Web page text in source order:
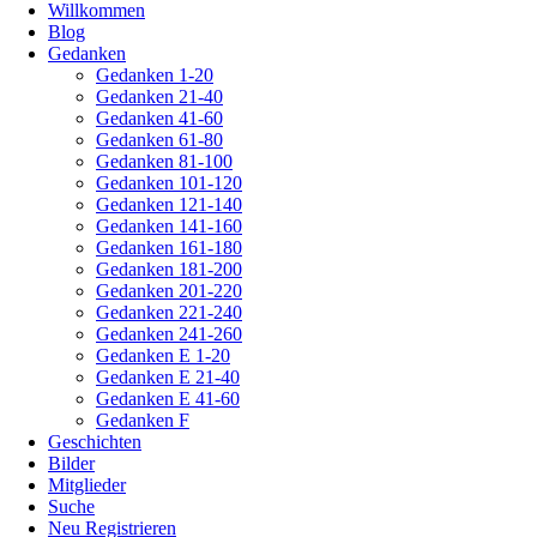
Willkommen
Blog
Gedanken
Gedanken 1-20
Gedanken 21-40
Gedanken 41-60
Gedanken 61-80
Gedanken 81-100
Gedanken 101-120
Gedanken 121-140
Gedanken 141-160
Gedanken 161-180
Gedanken 181-200
Gedanken 201-220
Gedanken 221-240
Gedanken 241-260
Gedanken E 1-20
Gedanken E 21-40
Gedanken E 41-60
Gedanken F
Geschichten
Bilder
Mitglieder
Suche
Neu Registrieren